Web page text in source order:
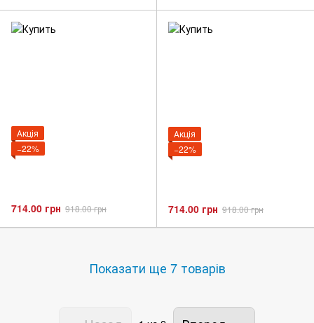
Акція
−22%
714.00 грн 918.00 грн
Акція
−22%
714.00 грн 918.00 грн
Показати ще 7 товарів